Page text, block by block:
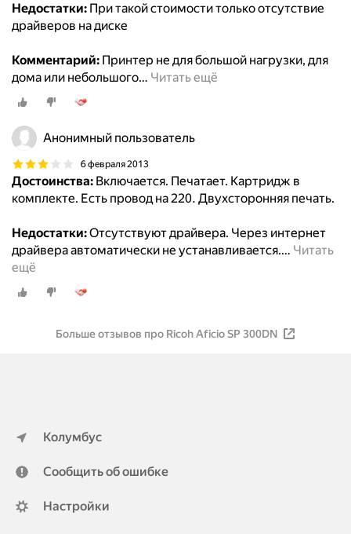
Недостатки: При такой стоимости только отсутствие
драйверов на диске
Комментарий: Принтер не для большой нагрузки, для
дома или небольшого… Читать ещё
Анонимный пользователь
6 февраля 2013
Достоинства: Включается. Печатает. Картридж в
комплекте. Есть провод на 220. Двухсторонняя печать.
Недостатки:Отсутствуют драйвера. Через интернет
драйвера автоматически не устанавливается.… Читать
ещё
Больше отзывов про Ricoh Aficio SP 300DN
Колумбус
Сообщить об ошибке
Настройки